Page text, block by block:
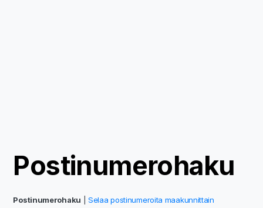
Postinumerohaku
Postinumerohaku |Selaa postinumeroita maakunnittain